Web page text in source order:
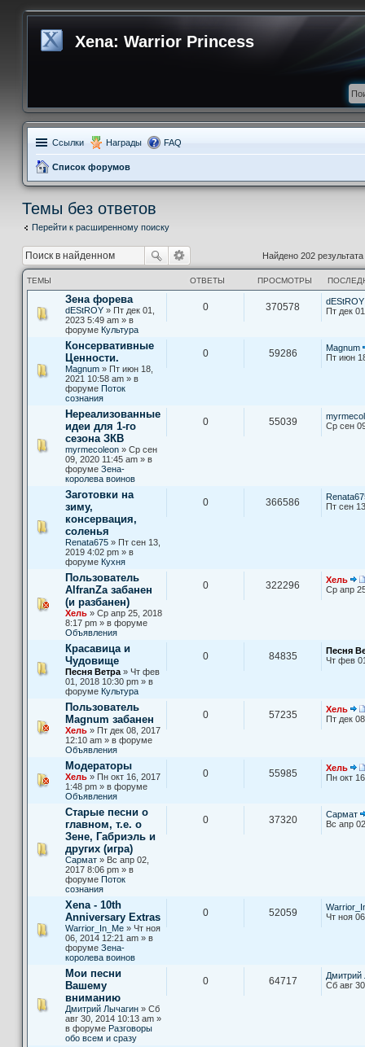
Xena: Warrior Princess
Ссылки Награды FAQ
Список форумов
Темы без ответов
Перейти к расширенному поиску
Найдено 202 результата
ТЕМЫ ОТВЕТЫ ПРОСМОТРЫ
Зена форева
dEStROY » Пт дек 01,
2023 5:49 am » в
форуме Культура
0 370578
dEStROY
Пт дек
Консервативные
Ценности.
Magnum » Пт июн 18,
2021 10:58 am » в
форуме Поток
сознания
0 59286
Magnum
Пт июн
Нереализованные
идеи для 1-го
сезона ЗКВ
myrmecoleon » Ср сен
09, 2020 11:45 am » в
форуме Зена-
королева воинов
0 55039
Ср сен
Заготовки на
зиму,
консервация,
соленья
Renata675 » Пт сен 13,
2019 4:02 pm » в
форуме Кухня
0 366586
Пт сен
Пользователь
AlfranZa забанен
(и разбанен)
Хель » Ср апр 25, 2018
8:17 pm » в форуме
Объявления
0 322296
Хель
Ср апр
Красавица и
Чудовище
Песня Ветра » Чт фев
01, 2018 10:30 pm » в
форуме Культура
0 84835
Песня
Чт фев
Пользователь
Magnum забанен
Хель » Пт дек 08, 2017
12:10 am » в форуме
Объявления
0 57235
Хель
Пт дек
Модераторы
Хель » Пн окт 16, 2017
1:48 pm » в форуме
Объявления
0 55985
Хель
Пн окт
Старые песни о
главном, т.е. о
Зене, Габриэль и
других (игра)
Сармат » Вс апр 02,
2017 8:06 pm » в
форуме Поток
сознания
0 37320
Сармат
Вс апр
Xena - 10th
Anniversary Extras
Warrior_In_Me » Чт ноя
06, 2014 12:21 am » в
форуме Зена-
королева воинов
0 52059
Чт ноя
Мои песни
Вашему
вниманию
Дмитрий Лычагин » Сб
авг 30, 2014 10:13 am »
в форуме Разговоры
обо всем и сразу
0 64717
Дмитрий
Сб авг